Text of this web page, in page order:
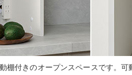
棚付きのオープンスペースです。